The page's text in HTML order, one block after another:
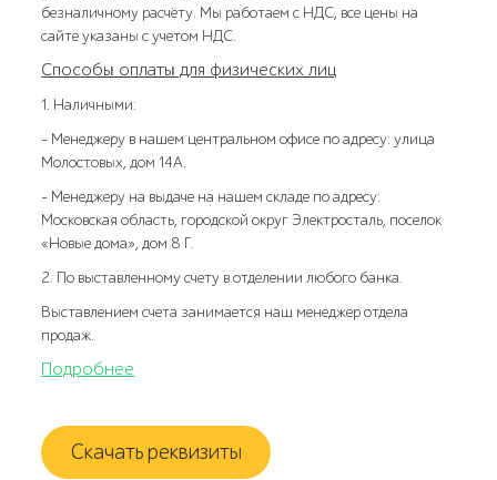
безналичному расчёту. Мы работаем с НДС, все цены на
сайте указаны с учетом НДС.
Способы оплаты для физических лиц
1. Наличными:
- Менеджеру в нашем центральном офисе по адресу: улица
Молостовых, дом 14А.
- Менеджеру на выдаче на нашем складе по адресу:
Московская область, городской округ Электросталь, поселок
«Новые дома», дом 8 Г.
2. По выставленному счету в отделении любого банка.
Выставлением счета занимается наш менеджер отдела
продаж.
Подробнее
Скачать реквизиты